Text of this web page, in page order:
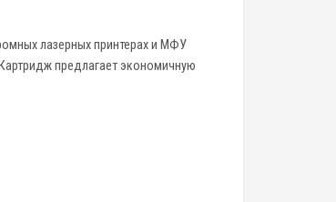
лазерных принтерах и МФУ
предлагает экономичную